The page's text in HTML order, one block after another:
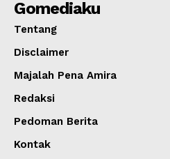
Gomediaku
Tentang
Disclaimer
Majalah Pena Amira
Redaksi
Pedoman Berita
Kontak